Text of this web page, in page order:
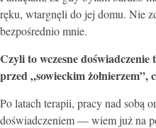
ręku, wtargnęli do jej domu. Nie
bezpośrednio mnie.
Czyli to wczesne
przed „sowieckim
Po latach terapii, pracy nad sobą
doświadczeniem — wiem już na